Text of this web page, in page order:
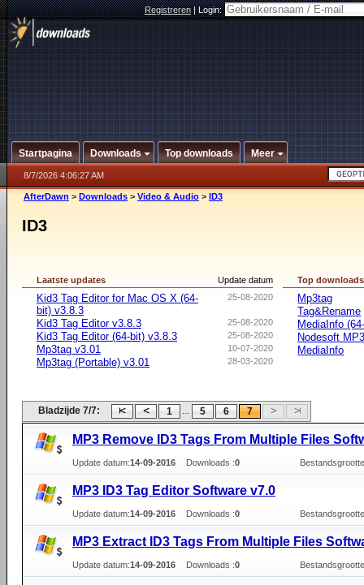
Registreren|Login:
Startpagina Downloads Top downloads Meer
8/7/2026 4:06:27 AM
AfterDawn > Downloads > Video & Audio > ID3
ID3
Update datum
Laatste updates
25-08-2020
Kid3 Tag Editor for Mac OS X (64-
bit) v3.8.3
25-08-2020
Kid3 Tag Editor v3.8.3
25-08-2020
Kid3 Tag Editor (64-bit) v3.8.3
10-07-2020
Mp3tag v3.01
28-03-2020
Mp3tag (Portable) v3.01
Top downloads
Mp3tag
Tag&Rename
MediaInfo
Nodesoft
MediaInfo
Bladzijde 7/7: 1 ... 5 6 7
MP3 Remove ID3 Tags From Multiple Files
Update datum:14-09-2016 Downloads :0
MP3 ID3 Tag Editor Software v7.0
Update datum:14-09-2016 Downloads :0
MP3 Extract ID3 Tags From Multiple Files
Update datum:14-09-2016 Downloads :0